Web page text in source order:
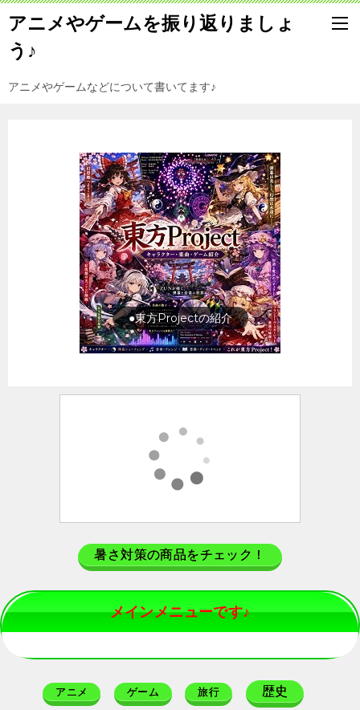
アニメやゲームを振り返りましょ
う♪
アニメやゲームなどについて書いてます♪
旅行の前に旅行先をチェック
暑さ対策の商品をチェック！
メインメニューです♪
アニメ ゲーム 旅行 歴史